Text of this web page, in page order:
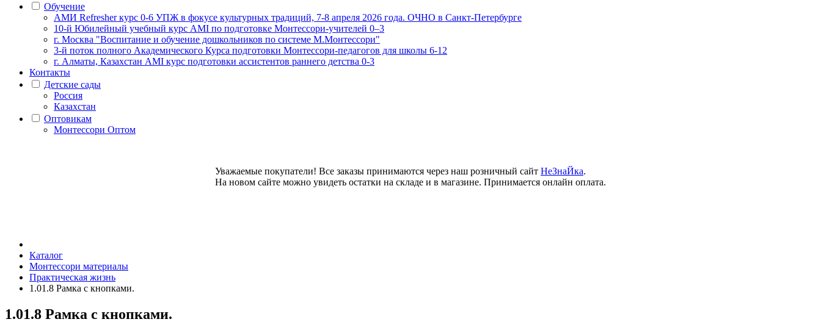
Обучение
АМИ Refresher курс 0-6 УПЖ в фокусе культурных традиций, 7-8 апреля 2026 года. ОЧНО в Санкт-Петербурге
10-й Юбилейный учебный курс AMI по подготовке Монтессори-учителей 0–3
г. Москва "Воспитание и обучение дошкольников по системе М.Монтессори"
3-й поток полного Академического Курса подготовки Монтессори-педагогов для школы 6-12
г. Алматы, Казахстан AMI курс подготовки ассистентов раннего детства 0-3
Контакты
Детские сады
Россия
Казахстан
Оптовикам
Монтессори Оптом
Уважаемые покупатели! Все заказы принимаются через наш розничный сайт НеЗнаЙка.
На новом сайте можно увидеть остатки на складе и в магазине. Принимается онлайн оплата.
Каталог
Монтессори материалы
Практическая жизнь
1.01.8 Рамка с кнопками.
1.01.8 Рамка с кнопками.